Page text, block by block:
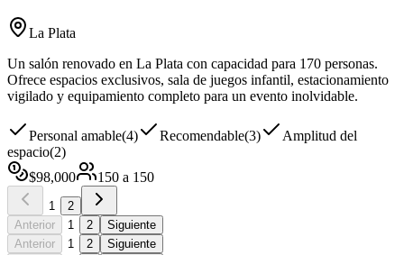
La Plata
Un salón renovado en La Plata con capacidad para 170 personas.
Ofrece espacios exclusivos, sala de juegos infantil, estacionamiento
vigilado y equipamiento completo para un evento inolvidable.
Personal amable(4) Recomendable(3)
Amplitud del
espacio(2)
$98,000 150 a 150
1
2
Anterior
1 2
Siguiente
Anterior
1 2
Siguiente